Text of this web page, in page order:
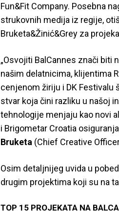
Fun&Fit Company. Posebna
strukovnih medija iz regije,
Bruketa&Žinić&Grey za
„Osvojiti BalCannes znači biti
našim delatnicima, klijentima
cenjenom žiriju i DK Festivalu
stvar koja čini razliku u našoj
tehnologije menjaju kao novi
i Brigometar Croatia
Bruketa (Chief Creative
Osim detaljnijeg uvida u
drugim projektima koji su na
TOP 15 PROJEKATA NA